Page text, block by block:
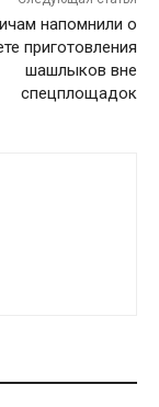
напомнили о
приготовления
шашлыков вне
спецплощадок